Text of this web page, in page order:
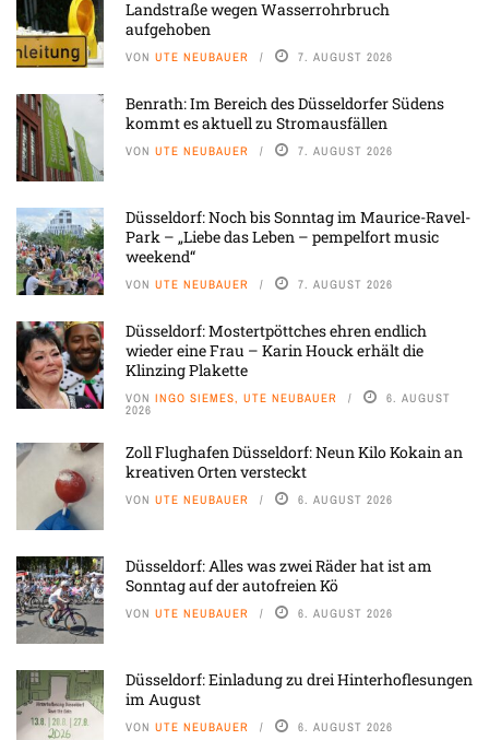
Landstraße wegen Wasserrohrbruch
aufgehoben
VON UTE NEUBAUER 7. AUGUST 2026
Benrath: Im Bereich des Düsseldorfer Südens
kommt es aktuell zu Stromausfällen
VON UTE NEUBAUER 7. AUGUST 2026
Düsseldorf: Noch bis Sonntag im Maurice-Ravel-
Park – „Liebe das Leben – pempelfort music
weekend“
VON UTE NEUBAUER 7. AUGUST 2026
Düsseldorf: Mostertpöttches ehren endlich
wieder eine Frau – Karin Houck erhält die
Klinzing Plakette
VON INGO SIEMES, UTE NEUBAUER 6. AUGUST
2026
Zoll Flughafen Düsseldorf: Neun Kilo Kokain an
kreativen Orten versteckt
VON UTE NEUBAUER 6. AUGUST 2026
Düsseldorf: Alles was zwei Räder hat ist am
Sonntag auf der autofreien Kö
VON UTE NEUBAUER 6. AUGUST 2026
Düsseldorf: Einladung zu drei Hinterhoflesungen
im August
VON UTE NEUBAUER 6. AUGUST 2026